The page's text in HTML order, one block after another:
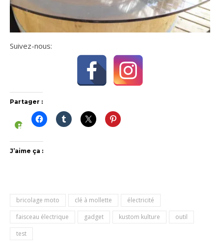
Suivez-nous:
Partager :
J’aime ça :
bricolage moto clé à mollette
électricité
faisceau électrique
gadget kustom kulture
outil
test